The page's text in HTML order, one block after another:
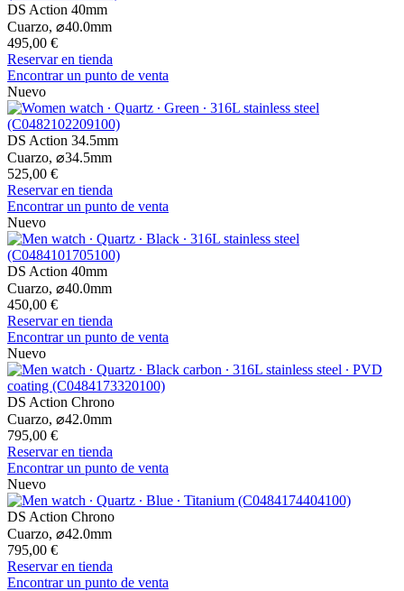
DS Action 40mm
Cuarzo, ⌀40.0mm
495,00 €
Reservar en tienda
Encontrar un punto de venta
Nuevo
DS Action 34.5mm
Cuarzo, ⌀34.5mm
525,00 €
Reservar en tienda
Encontrar un punto de venta
Nuevo
DS Action 40mm
Cuarzo, ⌀40.0mm
450,00 €
Reservar en tienda
Encontrar un punto de venta
Nuevo
DS Action Chrono
Cuarzo, ⌀42.0mm
795,00 €
Reservar en tienda
Encontrar un punto de venta
Nuevo
DS Action Chrono
Cuarzo, ⌀42.0mm
795,00 €
Reservar en tienda
Encontrar un punto de venta